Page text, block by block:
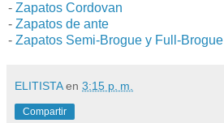
- Zapatos Cordovan
- Zapatos de ante
- Zapatos Semi-Brogue y Full-Brogue
ELITISTA en 3:15 p. m.
Compartir